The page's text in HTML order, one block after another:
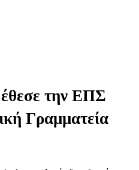
την ΕΠΣ
Γραμματεία